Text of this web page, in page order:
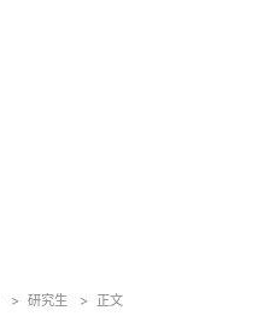
研究生 正文